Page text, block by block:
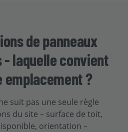
de panneaux
- laquelle convient
emplacement ?
suit pas une seule règle
du site – surface de toit,
orientation –